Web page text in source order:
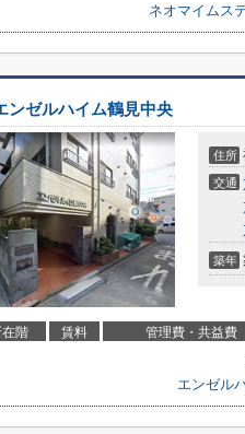
ネオマイムス
ンゼルハイム鶴見中央
住所
交通
築年
在階 賃料 管理費・共益費
エンゼル